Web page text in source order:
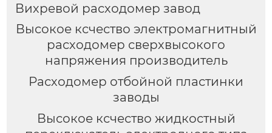
Вихревой расходомер завод
Высокое ксчество электромагнитный
расходомер сверхвысокого
напряжения производитель
Расходомер отбойной пластинки
заводы
Высокое ксчество жидкостный